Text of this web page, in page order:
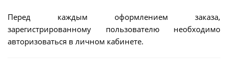
Перед каждым оформлением заказа,
зарегистрированному пользователю необходимо
авторизоваться в личном кабинете.